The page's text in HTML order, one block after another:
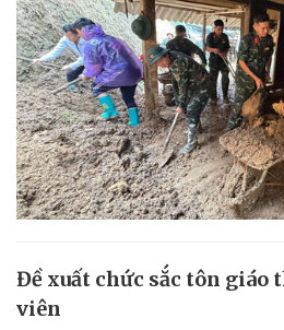
Đề xuất chức sắc tôn giáo
viên